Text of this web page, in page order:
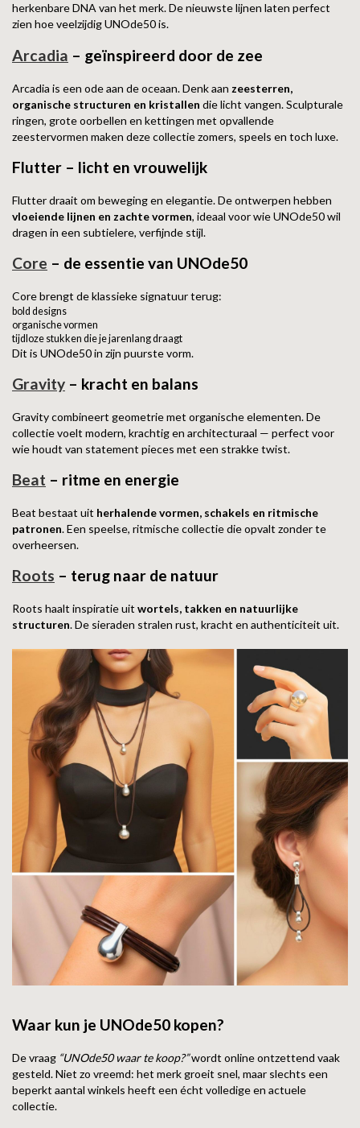
herkenbare DNA van het merk. De nieuwste lijnen laten perfect
zien hoe veelzijdig UNOde50 is.
Arcadia – geïnspireerd door de zee
Arcadia is een ode aan de oceaan. Denk aan zeesterren,
organische structuren en kristallen die licht vangen. Sculpturale
ringen, grote oorbellen en kettingen met opvallende
zeestervormen maken deze collectie zomers, speels en toch luxe.
Flutter – licht en vrouwelijk
Flutter draait om beweging en elegantie. De ontwerpen hebben
vloeiende lijnen en zachte vormen, ideaal voor wie UNOde50 wil
dragen in een subtielere, verfijnde stijl.
Core – de essentie van UNOde50
Core brengt de klassieke signatuur terug:
bold designs
organische vormen
tijdloze stukken die je jarenlang draagt
Dit is UNOde50 in zijn puurste vorm.
Gravity – kracht en balans
Gravity combineert geometrie met organische elementen. De
collectie voelt modern, krachtig en architecturaal — perfect voor
wie houdt van statement pieces met een strakke twist.
Beat – ritme en energie
Beat bestaat uit herhalende vormen, schakels en ritmische
patronen. Een speelse, ritmische collectie die opvalt zonder te
overheersen.
Roots – terug naar de natuur
Roots haalt inspiratie uit wortels, takken en natuurlijke
structuren. De sieraden stralen rust, kracht en authenticiteit uit.
Waar kun je UNOde50 kopen?
De vraag “UNOde50 waar te koop?”wordt online ontzettend vaak
gesteld. Niet zo vreemd: het merk groeit snel, maar slechts een
beperkt aantal winkels heeft een écht volledige en actuele
collectie.